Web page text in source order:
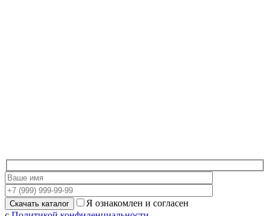
Я ознакомлен и согласен